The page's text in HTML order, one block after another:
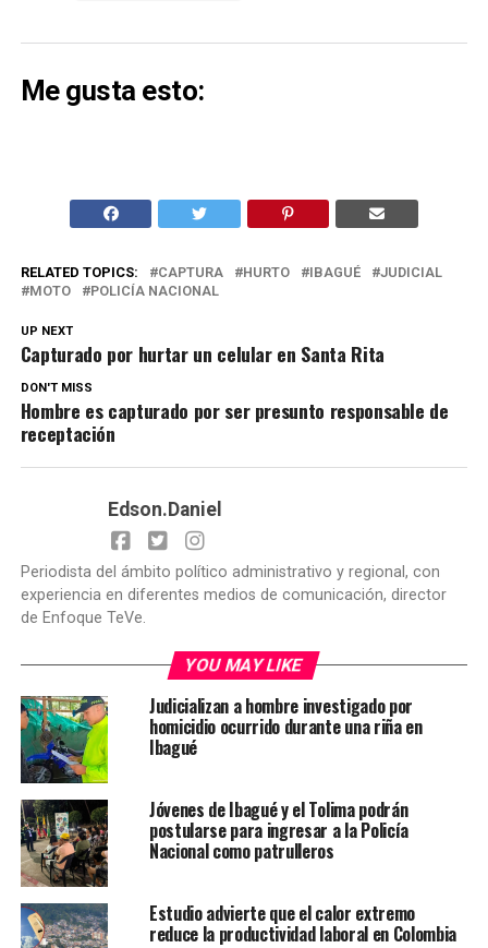
Me gusta esto:
RELATED TOPICS: CAPTURA HURTO IBAGUÉ
JUDICIAL
MOTO
POLICÍA NACIONAL
UP NEXT
Capturado por hurtar un celular en Santa Rita
DON'T MISS
Hombre es capturado por ser presunto responsable de
receptación
Edson.Daniel
Periodista del ámbito político administrativo y regional, con
experiencia en diferentes medios de comunicación, director
de Enfoque TeVe.
YOU MAY LIKE
Judicializan a hombre investigado por
homicidio ocurrido durante una riña en
Ibagué
Jóvenes de Ibagué y el Tolima podrán
postularse para ingresar a la Policía
Nacional como patrulleros
Estudio advierte que el calor extremo
reduce la productividad laboral en Colombia